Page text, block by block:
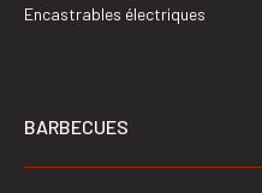
Encastrables électriques
BARBECUES